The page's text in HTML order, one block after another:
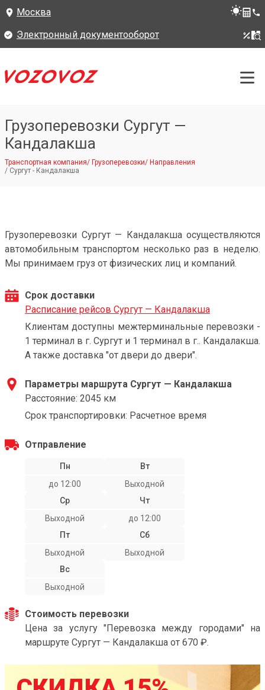
Москва
Электронный документооборот
Грузоперевозки Сургут —
Кандалакша
Транспортная компания/ Грузоперевозки/ Направления
/ Сургут - Кандалакша
Грузоперевозки Сургут — Кандалакша осуществляются
автомобильным транспортом несколько раз в неделю.
Мы принимаем груз от физических лиц и компаний.
Срок доставки
Расписание рейсов Сургут — Кандалакша
Клиентам доступны межтерминальные перевозки -
1 терминал в г. Сургут и 1 терминал в г.. Кандалакша.
А также доставка "от двери до двери".
Параметры маршрута Сургут — Кандалакша
Расстояние: 2045 км
Срок транспортировки: Расчетное время
Отправление
Пн
до 12:00
Вт
Выходной
Ср
Выходной
Чт
до 12:00
Пт
Выходной
Сб
Выходной
Вс
Выходной
Стоимость перевозки
Цена за услугу "Перевозка между городами" на
маршруте Сургут — Кандалакша от 670 ₽.